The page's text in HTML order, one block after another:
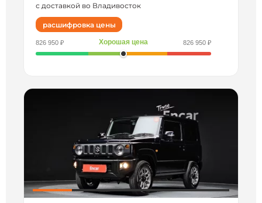
с доставкой во Владивосток
расшифровка цены
826 950 ₽ Хорошая цена 826 950 ₽